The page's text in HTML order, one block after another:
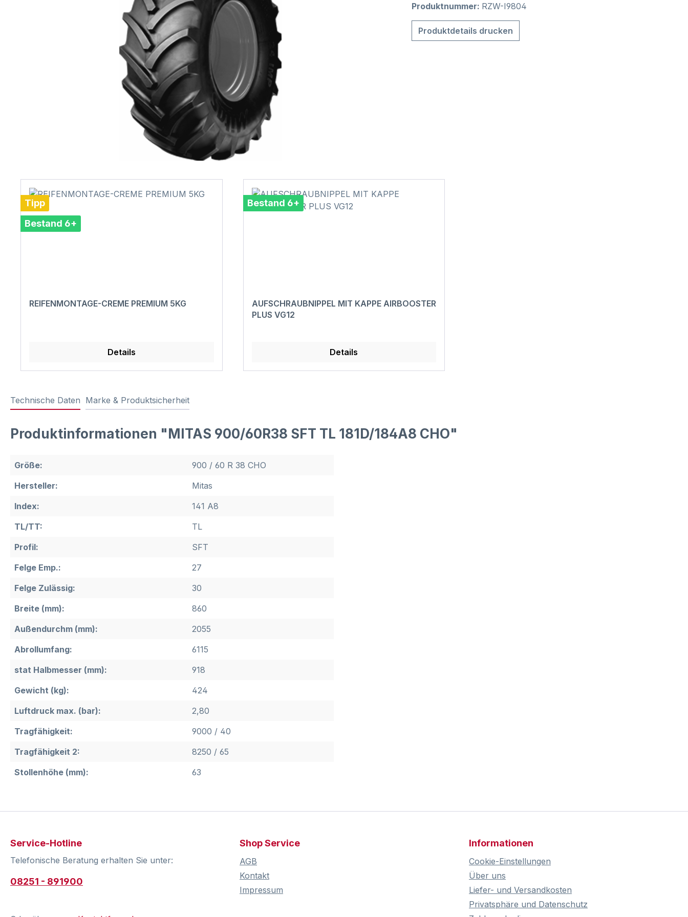
Produktnummer: RZW-I9804
Produktdetails drucken
Tipp
Bestand 6+
REIFENMONTAGE-CREME PREMIUM 5KG
Details
Bestand 6+
AUFSCHRAUBNIPPEL MIT KAPPE AIRBOOSTER
PLUS VG12
Details
Technische Daten Marke & Produktsicherheit
Produktinformationen "MITAS 900/60R38 SFT TL 181D/184A8 CHO"
Größe:
900 / 60 R 38 CHO
Hersteller:
Mitas
Index:
141 A8
TL/TT:
TL
Profil:
SFT
Felge Emp.:
27
Felge Zulässig:
30
Breite (mm):
860
Außendurchm (mm):
2055
Abrollumfang:
6115
stat Halbmesser (mm):
918
Gewicht (kg):
424
Luftdruck max. (bar):
2,80
Tragfähigkeit:
9000 / 40
Tragfähigkeit 2:
8250 / 65
Stollenhöhe (mm):
63
Service-Hotline
Telefonische Beratung erhalten Sie unter:
08251 - 891900
Shop Service
AGB
Kontakt
Impressum
Informationen
Cookie-Einstellungen
Über uns
Liefer- und Versandkosten
Privatsphäre und Datenschutz